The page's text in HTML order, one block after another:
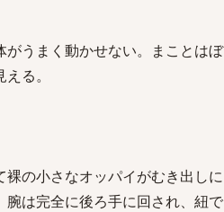
うまく動かせない。まことはぼ
る。
の小さなオッパイがむき出しに
は完全に後ろ手に回され、紐で